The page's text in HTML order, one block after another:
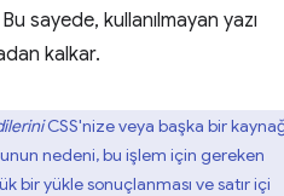
sayede, kullanılmayan yazı
kalkar.
CSS'nize veya başka bir
nedeni, bu işlem için gereken
bir yükle sonuçlanması ve satır içi